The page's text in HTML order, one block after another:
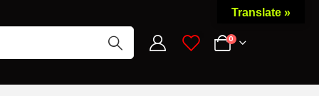
0 0
Translate »